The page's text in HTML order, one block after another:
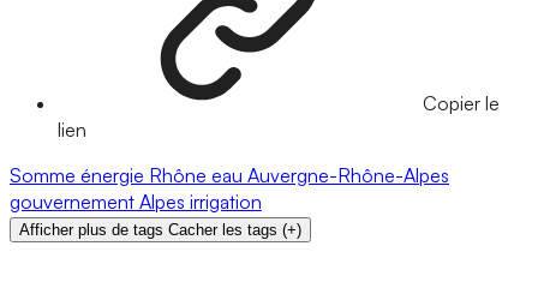
Copier le
lien
Somme énergie Rhône eau Auvergne-Rhône-Alpes
gouvernement Alpes irrigation
Afficher plus de tags Cacher les tags (+)